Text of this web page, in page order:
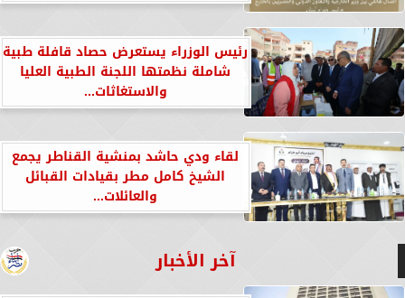
رئيس الوزراء يستعرض حصاد قافلة طبية
شاملة نظمتها اللجنة الطبية العليا
والاستغاثات...
لقاء ودي حاشد بمنشية القناطر يجمع
الشيخ كامل مطر بقيادات القبائل
والعائلات...
آخر الأخبار